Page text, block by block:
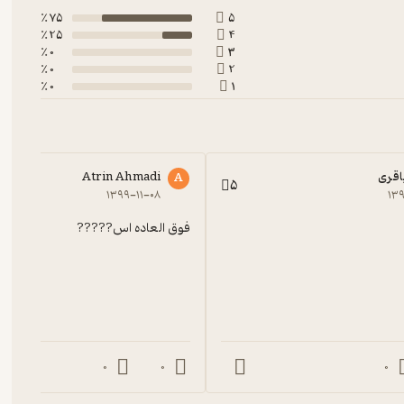
5
75 ٪
4
25 ٪
3
0 ٪
2
0 ٪
1
0 ٪
۱۸ 5
0
A
Atrin Ahmadi
۱۳۹۹-۱۱-۰۸
فوق العاده اس?????
0
0